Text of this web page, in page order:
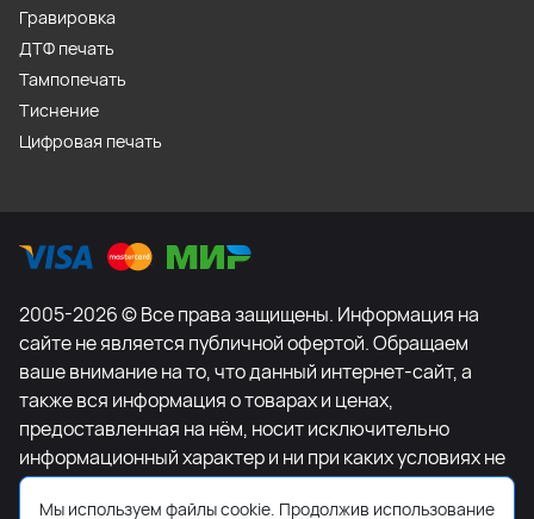
Гравировка
ДТФ печать
Тампопечать
Тиснение
Цифровая печать
2005-2026 © Все права защищены. Информация на
сайте не является публичной офертой. Обращаем
ваше внимание на то, что данный интернет-сайт, а
также вся информация о товарах и ценах,
предоставленная на нём, носит исключительно
информационный характер и ни при каких условиях не
является публичной офертой, определяемой
Мы используем файлы cookie. Продолжив использование